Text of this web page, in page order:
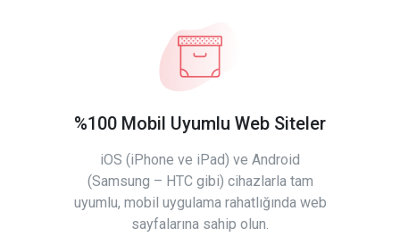
%100 Mobil Uyumlu Web Siteler
iOS (iPhone ve iPad) ve Android
(Samsung – HTC gibi) cihazlarla tam
uyumlu, mobil uygulama rahatlığında web
sayfalarına sahip olun.